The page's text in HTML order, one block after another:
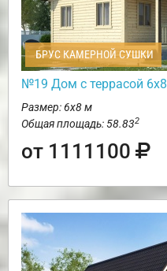
БРУС КАМЕРНОЙ СУШКИ
№19 Дом с террасой 6х8
Размер: 6х8 м
Общая площадь: 58.832
от 1111100